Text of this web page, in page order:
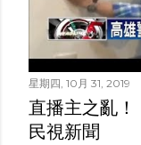
星期四, 10月 31, 2019
直播主之亂！
民視新聞